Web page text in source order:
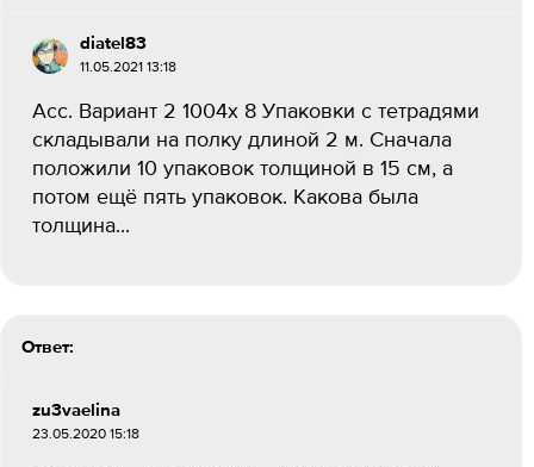
diatel83
11.05.2021 13:18
Асс. Вариант 2 1004x 8 Упаковки с тетрадями
складывали на полку длиной 2 м. Сначала
положили 10 упаковок толщиной в 15 см, а
потом ещё пять упаковок. Какова была
толщина...
Ответ:
zu3vaelina
23.05.2020 15:18